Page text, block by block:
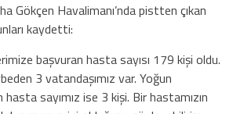
Gökçen Havalimanı’nda pistten çıkan
kaydetti:
başvuran hasta sayısı 179 kişi oldu.
3 vatandaşımız var. Yoğun
sayımız ise 3 kişi. Bir hastamızın